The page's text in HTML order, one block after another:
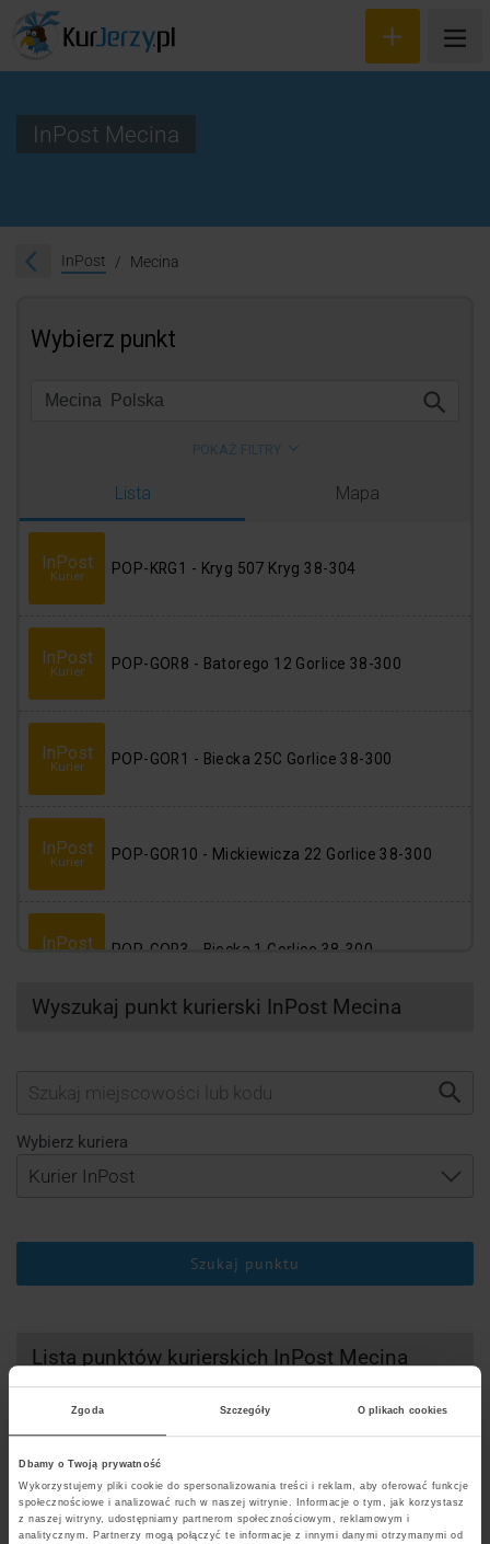
Zgoda Szczegóły O plikach cookies
Dbamy o Twoją prywatność
Wykorzystujemy pliki cookie do spersonalizowania treści i reklam, aby oferować funkcje
społecznościowe i analizować ruch w naszej witrynie. Informacje o tym, jak korzystasz
z naszej witryny, udostępniamy partnerom społecznościowym, reklamowym i
analitycznym. Partnerzy mogą połączyć te informacje z innymi danymi otrzymanymi od
Rejestracja
InPost Mecina
InPost Mecina
Wyszukaj punkt kurierski InPost Mecina
Wybierz kuriera
Szukaj punktu
Lista punktów kurierskich InPost Mecina
DHL